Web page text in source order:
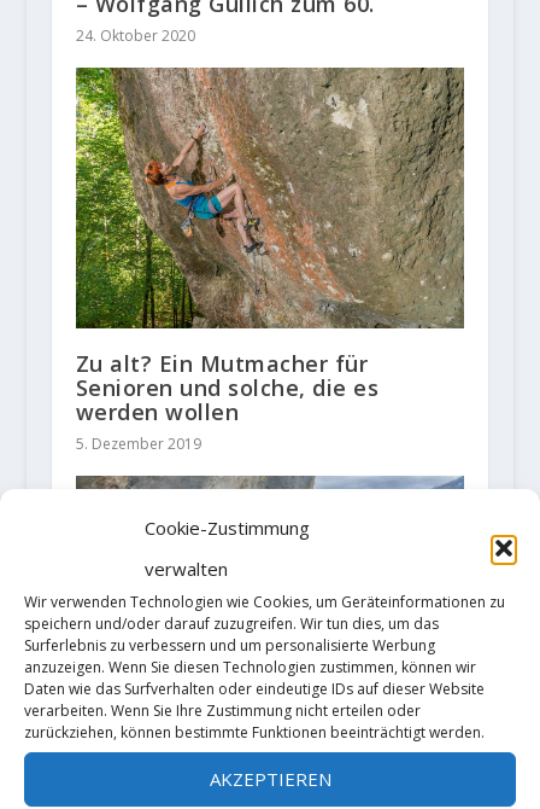
Cookie-Zustimmung
verwalten
Wir verwenden Technologien wie Cookies, um Geräteinformationen zu
speichern und/oder darauf zuzugreifen. Wir tun dies, um das
Surferlebnis zu verbessern und um personalisierte Werbung
anzuzeigen. Wenn Sie diesen Technologien zustimmen, können wir
Daten wie das Surfverhalten oder eindeutige IDs auf dieser Website
verarbeiten. Wenn Sie Ihre Zustimmung nicht erteilen oder
zurückziehen, können bestimmte Funktionen beeinträchtigt werden.
AKZEPTIEREN
24. Oktober 2020
Zu alt? Ein Mutmacher für
Senioren und solche, die es
werden wollen
5. Dezember 2019
Laura Rogora punktet mit
„Supercrackinette“ und „La
castagne“ zwei [9a+]